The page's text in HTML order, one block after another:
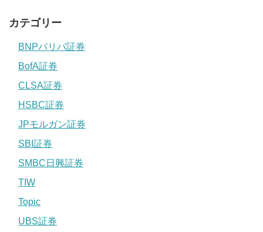
カテゴリー
BNPパリバ証券
BofA証券
CLSA証券
HSBC証券
JPモルガン証券
SBI証券
SMBC日興証券
TIW
Topic
UBS証券